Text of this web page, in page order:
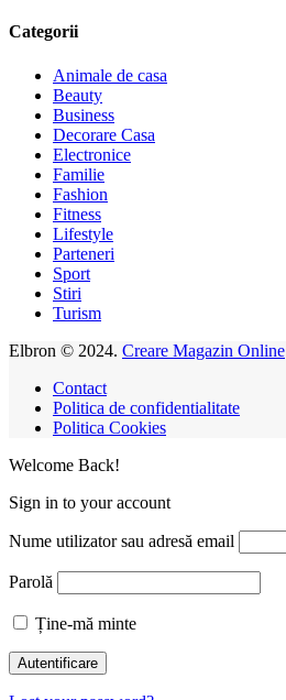
Categorii
Animale de casa
Beauty
Business
Decorare Casa
Electronice
Familie
Fashion
Fitness
Lifestyle
Parteneri
Sport
Stiri
Turism
Elbron © 2024. Creare Magazin Online
Contact
Politica de confidentialitate
Politica Cookies
Welcome Back!
Sign in to your account
Nume utilizator sau adresă email
Parolă
Ține-mă minte